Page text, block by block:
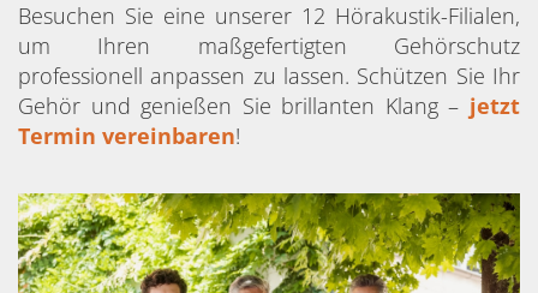
Besuchen Sie eine unserer 12 Hörakustik-Filialen,
um Ihren maßgefertigten Gehörschutz
professionell anpassen zu lassen. Schützen Sie Ihr
Gehör und genießen Sie brillanten Klang – jetzt
Termin vereinbaren!